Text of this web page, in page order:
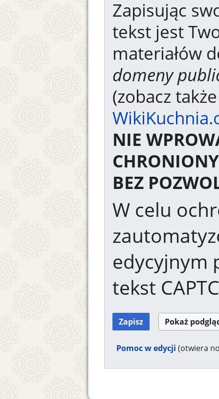
Zapisując
tekst jest
materiałów
domeny
(zobacz
NIE
BEZ
W celu
edycyjnym
tekst
Pomoc w edycji (otwiera